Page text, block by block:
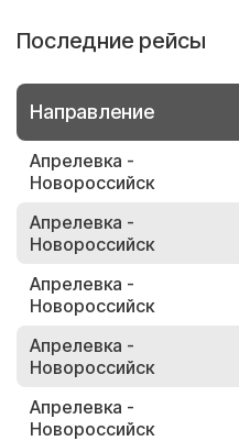
Последние рейсы
Направление
Апрелевка -
Новороссийск
Апрелевка -
Новороссийск
Апрелевка -
Новороссийск
Апрелевка -
Новороссийск
Апрелевка -
Новороссийск